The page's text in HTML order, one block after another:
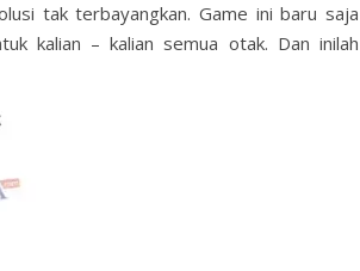
tak terbayangkan. Game ini baru saja
kalian – kalian semua otak. Dan inilah